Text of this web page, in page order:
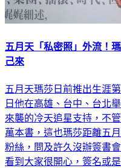
五月天「私密照」外流！
己來
五月天瑪莎日前推出生涯
日他在高雄、台中、台北
來襲的冷天追星支持，不
萬本書，這也瑪莎距離五
粉絲，問及許久沒辦簽書
看到大家很開心，簽名或